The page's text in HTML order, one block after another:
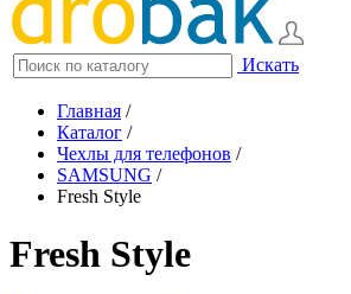
Искать
Главная /
Каталог /
Чехлы для телефонов /
SAMSUNG /
Fresh Style
Fresh Style